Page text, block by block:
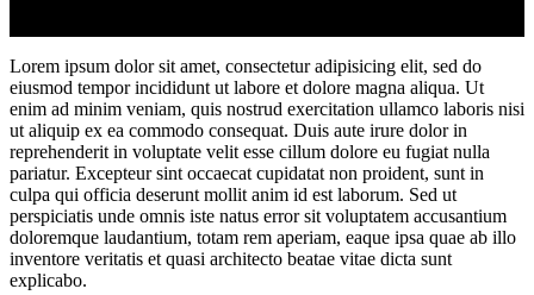
Lorem ipsum dolor sit amet, consectetur adipisicing elit, sed do
eiusmod tempor incididunt ut labore et dolore magna aliqua. Ut
enim ad minim veniam, quis nostrud exercitation ullamco laboris nisi
ut aliquip ex ea commodo consequat. Duis aute irure dolor in
reprehenderit in voluptate velit esse cillum dolore eu fugiat nulla
pariatur. Excepteur sint occaecat cupidatat non proident, sunt in
culpa qui officia deserunt mollit anim id est laborum. Sed ut
perspiciatis unde omnis iste natus error sit voluptatem accusantium
doloremque laudantium, totam rem aperiam, eaque ipsa quae ab illo
inventore veritatis et quasi architecto beatae vitae dicta sunt
explicabo.